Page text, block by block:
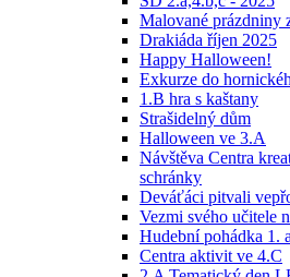
Malované prázdniny
Drakiáda říjen 2025
Happy Halloween!
Exkurze do
1.B hra s kaštany
Strašidelný dům
Halloween ve 3.A
Návštěva Centra
schránky
Deváťáci pitvali
Vezmi svého učitele
Hudební pohádka 1.
Centra aktivit ve 4.C